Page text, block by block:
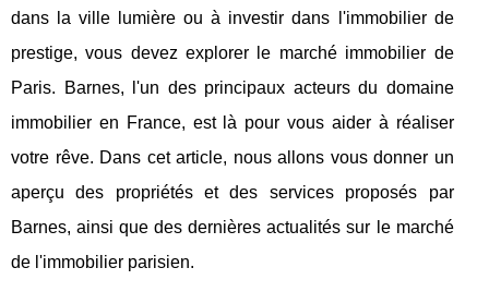
dans la ville lumière ou à investir dans l'immobilier de
prestige, vous devez explorer le marché immobilier de
Paris. Barnes, l'un des principaux acteurs du domaine
immobilier en France, est là pour vous aider à réaliser
votre rêve. Dans cet article, nous allons vous donner un
aperçu des propriétés et des services proposés par
Barnes, ainsi que des dernières actualités sur le marché
de l'immobilier parisien.